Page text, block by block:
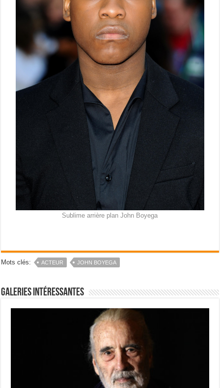
Sublime arrière plan John Boyega
Mots clés: ACTEUR JOHN BOYEGA
Galeries intéressantes